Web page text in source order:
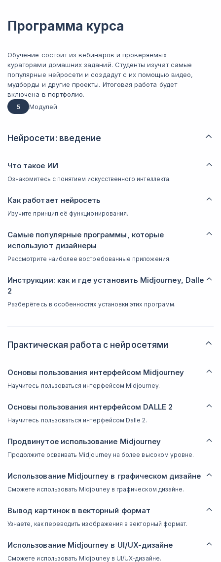
Программа курса
Обучение состоит из вебинаров и проверяемых
кураторами домашних заданий. Студенты изучат самые
популярные нейросети и создадут с их помощью видео,
мудборды и другие проекты. Итоговая работа будет
включена в портфолио.
5
Модулей
Нейросети: введение
Что такое ИИ
Ознакомитесь с понятием искусственного интеллекта.
Как работает нейросеть
Изучите принцип её функционирования.
Самые популярные программы, которые
используют дизайнеры
Рассмотрите наиболее востребованные приложения.
Инструкции: как и где установить Midjourney, Dalle
2
Разберётесь в особенностях установки этих программ.
Практическая работа с нейросетями
Основы пользования интерфейсом Midjourney
Научитесь пользоваться интерфейсом Midjourney.
Основы пользования интерфейсом DALLE 2
Научитесь пользоваться интерфейсом Dalle 2.
Продвинутое использование Midjourney
Продолжите осваивать Midjourney на более высоком уровне.
Использование Midjourney в графическом дизайне
Сможете использовать Midjouney в графическом дизайне.
Вывод картинок в векторный формат
Узнаете, как переводить изображения в векторный формат.
Использование Midjourney в UI/UX-дизайне
Сможете использовать Midjouney в UI/UX-дизайне.